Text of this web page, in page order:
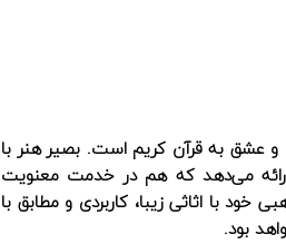
و عشق به قرآن کریم است. بصیر هنر با
می‌دهد که هم در خدمت معنویت
با اثاثی زیبا، کاربردی و مطابق با
بود.